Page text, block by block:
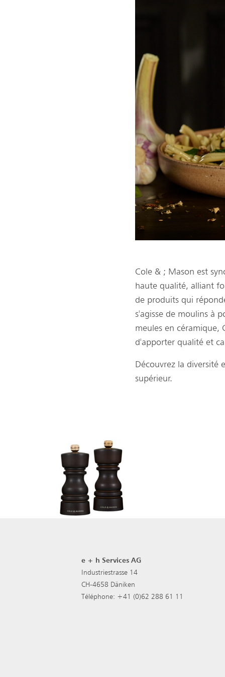
Cole & ; Mason est
haute qualité, alliant
de produits qui
s'agisse de moulins à
meules en céramique,
d'apporter qualité et
Découvrez la diversité
supérieur.
e + h Services AG
Industriestrasse 14
CH-4658 Däniken
Téléphone: +41 (0)62 288 61 11